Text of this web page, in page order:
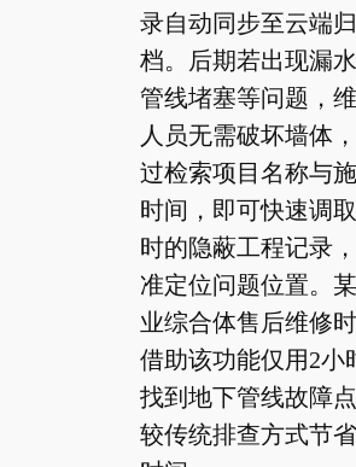
录自动同步至云端归
档。后期若出现漏水
管线堵塞等问题，
人员无需破坏墙体
过检索项目名称与
时间，即可快速调
时的隐蔽工程记录
准定位问题位置。
业综合体售后维修时
借助该功能仅用2小
找到地下管线故障点
较传统排查方式节